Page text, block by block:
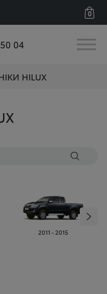
0
04
HILUX
2011 - 2015